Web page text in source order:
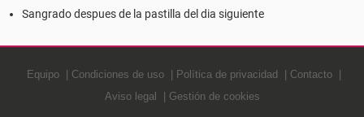
Sangrado despues de la pastilla del dia siguiente
Equipo Condiciones de uso Política de privacidad
Contacto
Aviso legal
Gestión de cookies